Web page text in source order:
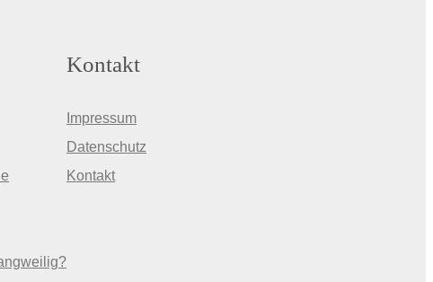
Kontakt
Impressum
Datenschutz
Kontakt